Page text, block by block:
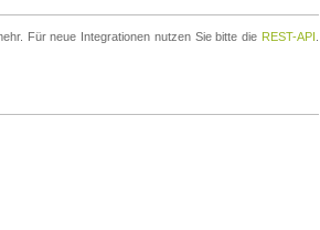
Für neue Integrationen nutzen Sie bitte die REST-API